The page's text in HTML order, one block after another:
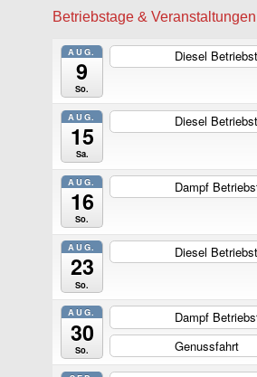
Betriebstage & Veranstaltungen
AUG.
9
So.
Diesel
AUG.
15
Sa.
Diesel
AUG.
16
So.
Dampf
AUG.
23
So.
Diesel
AUG.
30
So.
Dampf
Genussfahrt